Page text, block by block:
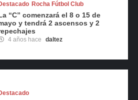
Rocha Fútbol Club
“C” comenzará el 8 o 15 de
y tendrá 2 ascensos y 2
4 años hace daltez